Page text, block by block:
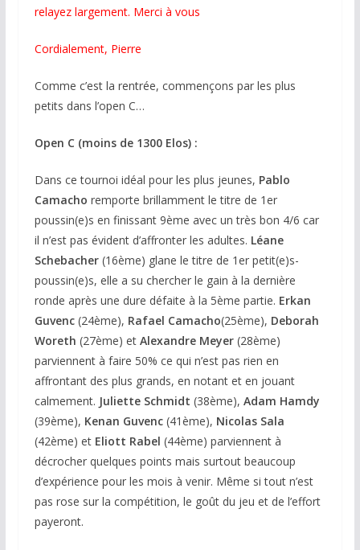
relayez largement. Merci à vous
Cordialement, Pierre
Comme c’est la rentrée, commençons par les plus
petits dans l’open C…
Open C (moins de 1300 Elos) :
Dans ce tournoi idéal pour les plus jeunes, Pablo
Camacho remporte brillamment le titre de 1er
poussin(e)s en finissant 9ème avec un très bon 4/6 car
il n’est pas évident d’affronter les adultes. Léane
Schebacher(16ème) glane le titre de 1er petit(e)s-
poussin(e)s, elle a su chercher le gain à la dernière
ronde après une dure défaite à la 5ème partie. Erkan
Guvenc (24ème), Rafael Camacho(25ème), Deborah
Woreth (27ème) et Alexandre Meyer (28ème)
parviennent à faire 50% ce qui n’est pas rien en
affrontant des plus grands, en notant et en jouant
calmement. Juliette Schmidt (38ème), Adam Hamdy
(39ème), Kenan Guvenc (41ème), Nicolas Sala
(42ème) et Eliott Rabel (44ème) parviennent à
décrocher quelques points mais surtout beaucoup
d’expérience pour les mois à venir. Même si tout n’est
pas rose sur la compétition, le goût du jeu et de l’effort
payeront.